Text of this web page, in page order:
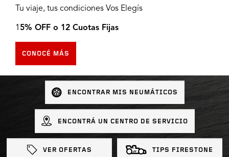
Tu viaje, tus condiciones Vos Elegís
15% OFF o 12 Cuotas Fijas
CONOCÉ MÁS
ENCONTRAR MIS NEUMÁTICOS
ENCONTRÁ UN CENTRO DE SERVICIO
VER OFERTAS TIPS FIRESTONE